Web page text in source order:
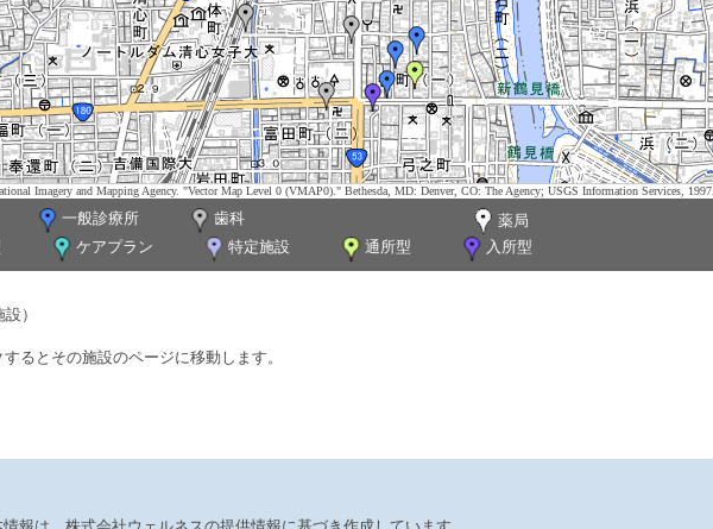
Imagery and Mapping Agency. "Vector Map Level 0 (VMAP0)." Bethesda, MD: Denver, CO: The Agency; USGS Information Services, 1997.
一般診療所 歯科
薬局
ケアプラン 特定施設 通所型 入所型
）
るとその施設のページに移動します。